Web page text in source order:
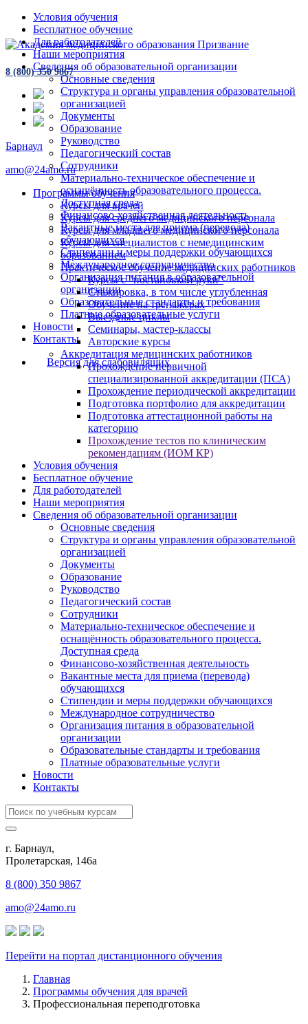
Условия обучения
Бесплатное обучение
Для работодателей
Наши мероприятия
Сведения об образовательной организации
Основные сведения
Структура и органы управления образовательной
организацией
Документы
Образование
Руководство
Педагогический состав
Сотрудники
Материально-техническое обеспечение и
оснащённость образовательного процесса.
Доступная среда
Финансово-хозяйственная деятельность
Вакантные места для приема (перевода)
обучающихся
Стипендии и меры поддержки обучающихся
Международное сотрудничество
Организация питания в образовательной
организации
Образовательные стандарты и требования
Платные образовательные услуги
Новости
Контакты
Версия для слабовидящих
8 (800) 350 9867
Барнаул
amo@24amo.ru
Программы обучения
Курсы для врачей
Курсы для среднего медицинского персонала
Курсы для младшего медицинского персонала
Курсы для специалистов с немедицинским
образованием
Практическое обучение медицинских работников
Курсы с "постановкой руки"
Стажировка, в том числе углубленная
Обучение на тренажёрах
Выездные циклы
Семинары, мастер-классы
Авторские курсы
Аккредитация медицинских работников
Прохождение первичной
специализированной аккредитации (ПСА)
Прохождение периодической аккредитации
Подготовка портфолио для аккредитации
Подготовка аттестационной работы на
категорию
Прохождение тестов по клиническим
рекомендациям (ИОМ КР)
Условия обучения
Бесплатное обучение
Для работодателей
Наши мероприятия
Сведения об образовательной организации
Основные сведения
Структура и органы управления образовательной
организацией
Документы
Образование
Руководство
Педагогический состав
Сотрудники
Материально-техническое обеспечение и
оснащённость образовательного процесса.
Доступная среда
Финансово-хозяйственная деятельность
Вакантные места для приема (перевода)
обучающихся
Стипендии и меры поддержки обучающихся
Международное сотрудничество
Организация питания в образовательной
организации
Образовательные стандарты и требования
Платные образовательные услуги
Новости
Контакты
г. Барнаул,
​Пролетарская, 146а
8 (800) 350 9867
amo@24amo.ru
Перейти на портал дистанционного обучения
Главная
Программы обучения для врачей
Профессиональная переподготовка